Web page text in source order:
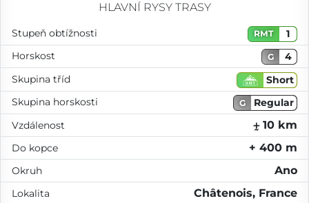
HLAVNÍ RYSY TRASY
Stupeň obtížnosti RMT
1
Horskost
G
4
Skupina tříd
Short
Skupina horskosti
G
Regular
Vzdálenost
⨦ 10 km
Do kopce + 400 m
Okruh Ano
Lokalita Châtenois, France